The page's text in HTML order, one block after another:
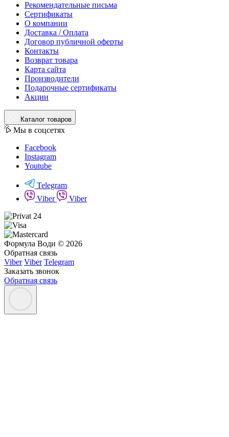
Рекомендательные письма
Сертификаты
О компании
Доставка / Оплата
Договор публичной оферты
Контакты
Возврат товара
Карта сайта
Производители
Подарочные сертификаты
Акции
Каталог товаров
Мы в соцсетях
Facebook
Instagram
Youtube
Telegram
Viber
Viber
Формула Води © 2026
Обратная связь
Viber Viber Telegram
Заказать звонок
Обратная связь